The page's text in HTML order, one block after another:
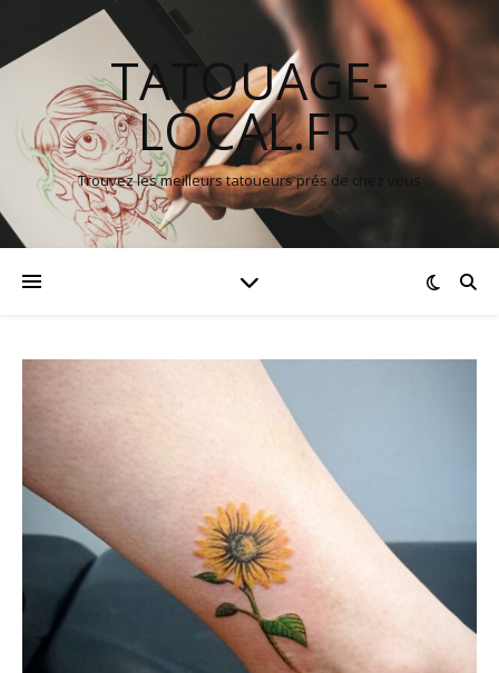
TATOUAGE-
LOCAL.FR
Trouvez les meilleurs tatoueurs prés de chez vous